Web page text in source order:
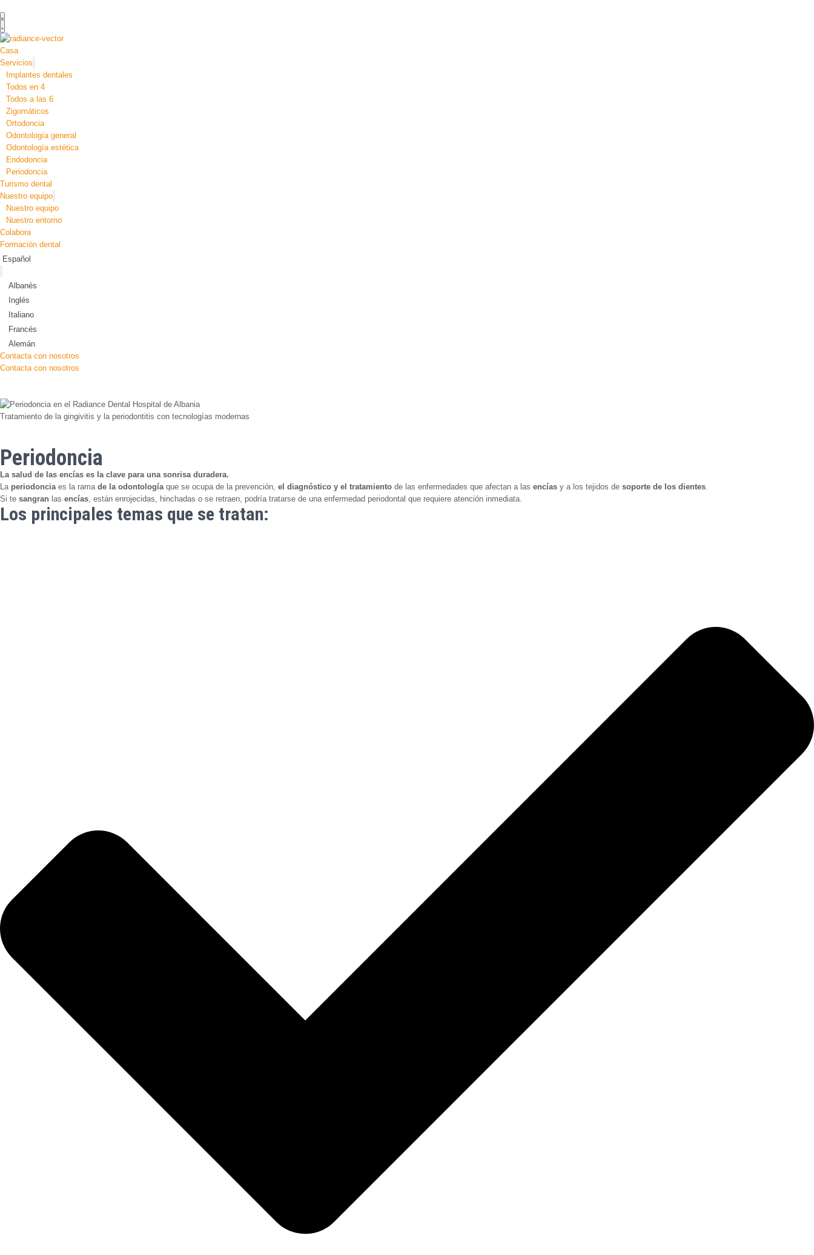
Casa
Servicios
Implantes dentales
Todos en 4
Todos a las 6
Zigomáticos
Ortodoncia
Odontología general
Odontología estética
Endodoncia
Periodoncia
Turismo dental
Nuestro equipo
Nuestro equipo
Nuestro entorno
Colabora
Formación dental
Español
Albanés
Inglés
Italiano
Francés
Alemán
Contacta con nosotros
Contacta con nosotros
Tratamiento de la gingivitis y la periodontitis con tecnologías modernas
Periodoncia
La salud de las encías es la clave para una sonrisa duradera.
La periodonciaes la rama de la odontologíaque se ocupa de la prevención, el diagnóstico y el tratamiento de las enfermedades que afectan a las encías y a los tejidos de soporte de los dientes.
Si te sangran las encías, están enrojecidas, hinchadas o se retraen, podría tratarse de una enfermedad periodontal que requiere atención inmediata.
Los principales temas que se tratan: